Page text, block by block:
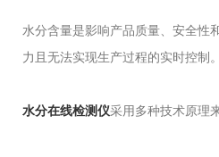
水分含量是影响产品质量、安全性
力且无法实现生产过程的实时控制
水分在线检测仪采用多种技术原理